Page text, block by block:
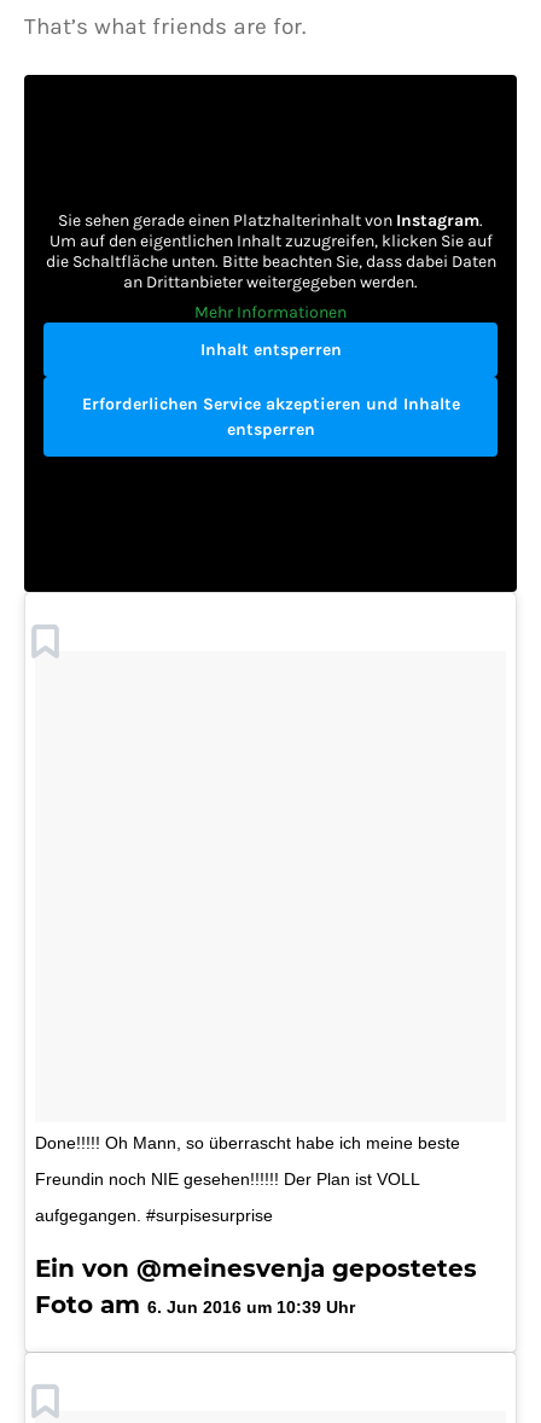
That’s what friends are for.
Sie sehen gerade einen Platzhalterinhalt von Instagram.
Um auf den eigentlichen Inhalt zuzugreifen, klicken Sie auf
die Schaltfläche unten. Bitte beachten Sie, dass dabei Daten
an Drittanbieter weitergegeben werden.
Mehr Informationen
Inhalt entsperren
Erforderlichen Service akzeptieren und Inhalte
entsperren
Done!!!!! Oh Mann, so überrascht habe ich meine beste
Freundin noch NIE gesehen!!!!!! Der Plan ist VOLL
aufgegangen. #surpisesurprise
Ein von @meinesvenja gepostetes
Foto am 6. Jun 2016 um 10:39 Uhr